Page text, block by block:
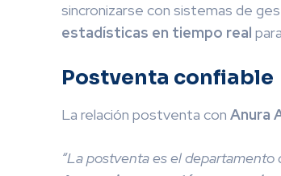
sincronizarse con sistemas de
estadísticas en tiempo real
Postventa confiable
La relación postventa con Anura
“La postventa es el departamento